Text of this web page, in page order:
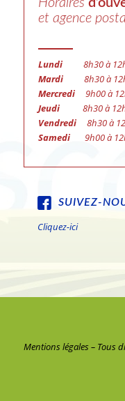
et agence
Lundi 8h30 à
Mardi 8h30 à
Mercredi 9h00 à
Jeudi
8h30 à
Vendredi 8h30 à
Samedi 9h00 à
SUIVEZ-
Cliquez-ici
Mentions légales – Tous